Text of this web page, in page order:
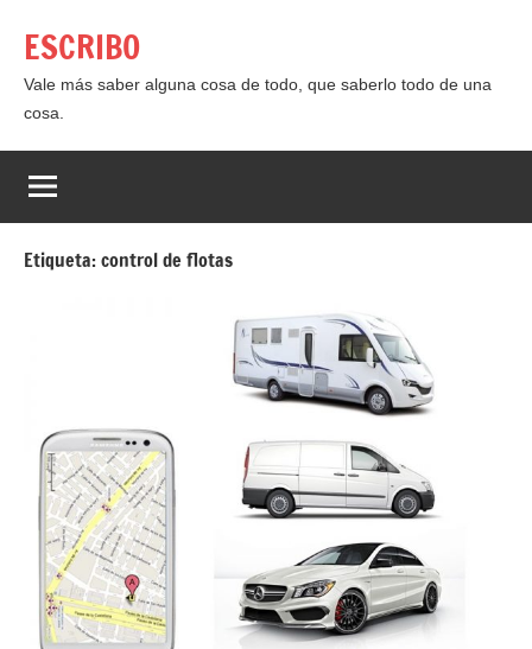
contenido
ESCRIBO
Vale más saber alguna cosa de todo, que saberlo todo de una
cosa.
Etiqueta:control de flotas